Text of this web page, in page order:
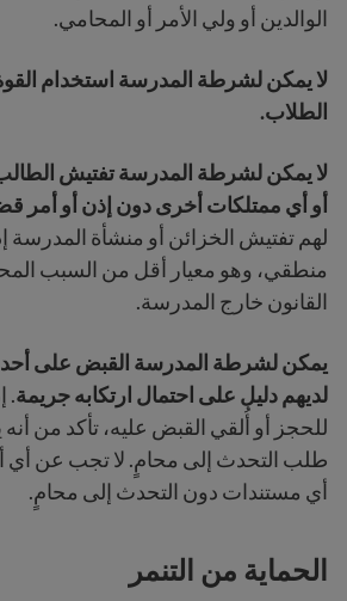
الوالدين أو ولي الأمر أو المحامي.
لا يمكن لشرطة المدرسة استخدام
الطلاب.
لا يمكن لشرطة المدرسة تفتيش الطالب
أو أي ممتلكات أخرى دون إذن أو أمر
لهم تفتيش الخزائن أو منشأة المدرسة
منطقي، وهو معيار أقل من السبب
القانون خارج المدرسة.
يمكن لشرطة المدرسة القبض على أحد
لديهم دليل على احتمال ارتكابه جريمة.
للحجز أو أُلقي القبض عليه، تأكد من
طلب التحدث إلى محامٍ. لا تجب عن أي
أي مستندات دون التحدث إلى محامٍ.
الحماية من التنمر